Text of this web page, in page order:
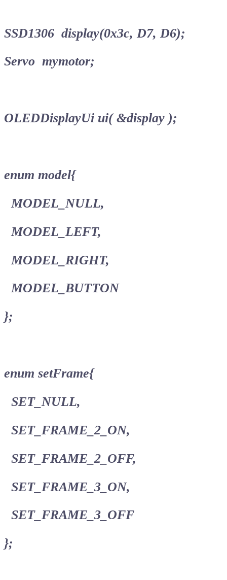
SSD1306 display(0x3c, D7, D6);
Servo mymotor;
OLEDDisplayUi ui( &display );
enum model{
MODEL_NULL,
MODEL_LEFT,
MODEL_RIGHT,
MODEL_BUTTON
};
enum setFrame{
SET_NULL,
SET_FRAME_2_ON,
SET_FRAME_2_OFF,
SET_FRAME_3_ON,
SET_FRAME_3_OFF
};